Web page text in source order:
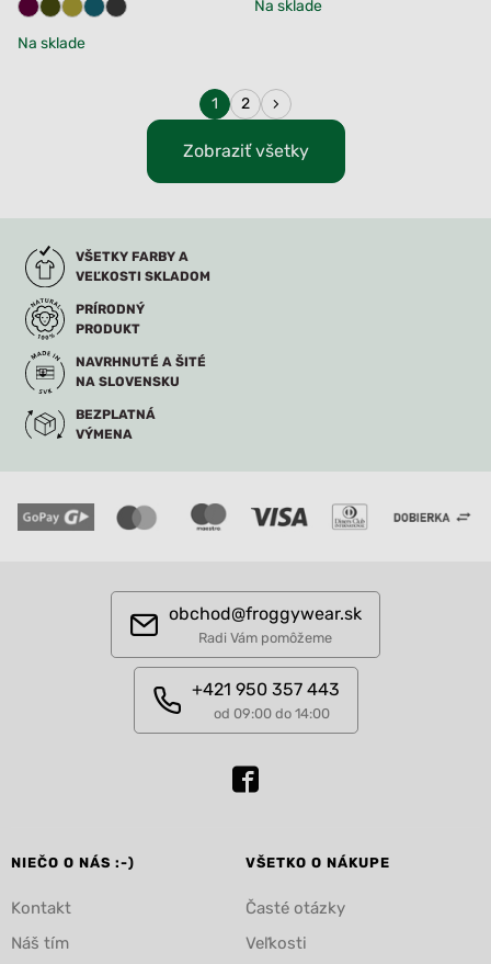
49.90€.
39.90€.
Na sklade
Na sklade
1 2
Zobraziť všetky
VŠETKY FARBY A
VEĽKOSTI SKLADOM
PRÍRODNÝ
PRODUKT
NAVRHNUTÉ A ŠITÉ
NA SLOVENSKU
BEZPLATNÁ
VÝMENA
obchod@froggywear.sk
Radi Vám pomôžeme
+421 950 357 443
od 09:00 do 14:00
NIEČO O NÁS :-)
Kontakt
Náš tím
VŠETKO O NÁKUPE
Časté otázky
Veľkosti